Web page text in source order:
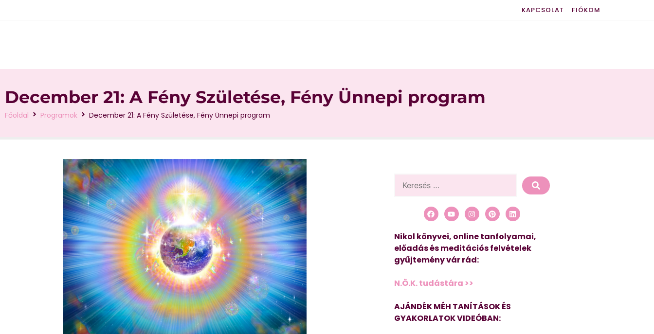
KAPCSOLAT FIÓKOM
December 21: A Fény Születése, Fény Ünnepi program
Főoldal Programok December 21: A Fény Születése, Fény Ünnepi program
Nikol könyvei, online tanfolyamai,
előadás és meditációs felvételek
gyűjtemény vár rád:
N.Ö.K. tudástára >>
AJÁNDÉK MÉH TANÍTÁSOK ÉS
GYAKORLATOK VIDEÓBAN: